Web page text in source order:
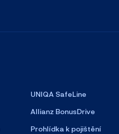
UNIQA SafeLine
Allianz BonusDrive
Prohlídka k pojištění